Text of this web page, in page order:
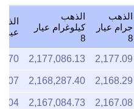
الذهب
جرام عيار
8
الذهب
كيلوغرام عيار
8
عيار 8
2,177.09
2,177,086.13
2,168.29
2,168,287.40
2,167.08
2,167,084.73